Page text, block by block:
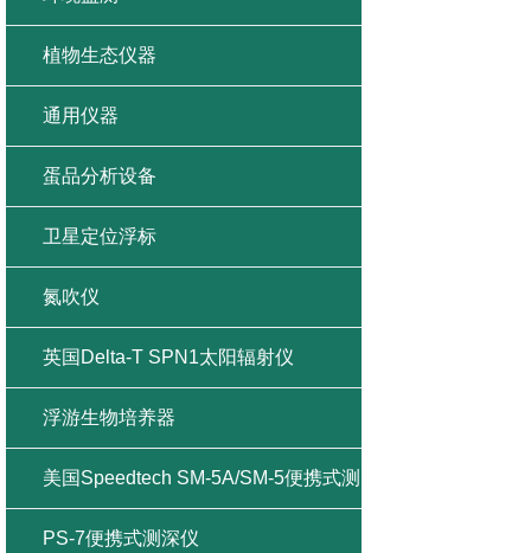
植物生态仪器
通用仪器
蛋品分析设备
卫星定位浮标
氮吹仪
英国Delta-T SPN1太阳辐射仪
浮游生物培养器
美国Speedtech SM-5A/SM-5便携式测
深仪
PS-7便携式测深仪